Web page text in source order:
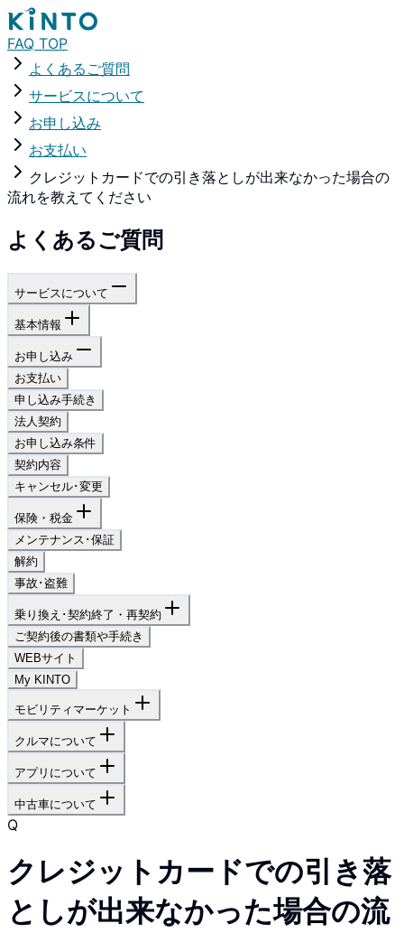
FAQ TOP
よくあるご質問
サービスについて
お申し込み
お支払い
クレジットカードでの引き落としが出来なかった場合の
流れを教えてください
よくあるご質問
サービスについて
基本情報
お申し込み
お支払い
申し込み手続き
法人契約
お申し込み条件
契約内容
キャンセル･変更
保険・税金
メンテナンス･保証
解約
事故･盗難
乗り換え･契約終了・再契約
ご契約後の書類や手続き
WEBサイト
My KINTO
モビリティマーケット
クルマについて
アプリについて
中古車について
Q
クレジットカードでの引き落
としが出来なかった場合の流